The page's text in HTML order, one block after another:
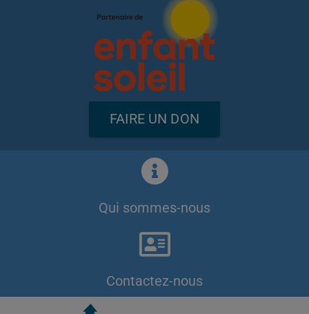
FAIRE UN DON
Qui sommes-nous
Contactez-nous